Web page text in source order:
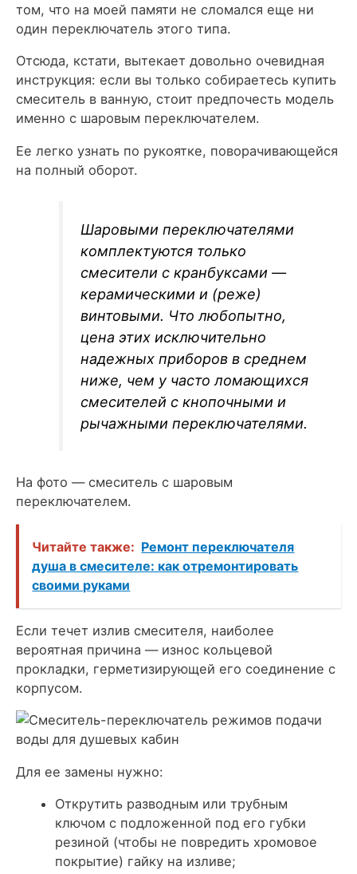
том, что на моей памяти не сломался еще ни
один переключатель этого типа.
Отсюда, кстати, вытекает довольно очевидная
инструкция: если вы только собираетесь купить
смеситель в ванную, стоит предпочесть модель
именно с шаровым переключателем.
Ее легко узнать по рукоятке, поворачивающейся
на полный оборот.
Шаровыми переключателями
комплектуются только
смесители с кранбуксами —
керамическими и (реже)
винтовыми. Что любопытно,
цена этих исключительно
надежных приборов в среднем
ниже, чем у часто ломающихся
смесителей с кнопочными и
рычажными переключателями.
На фото — смеситель с шаровым
переключателем.
Читайте также: Ремонт переключателя
душа в смесителе: как отремонтировать
своими руками
Если течет излив смесителя, наиболее
вероятная причина — износ кольцевой
прокладки, герметизирующей его соединение с
корпусом.
Для ее замены нужно:
Открутить разводным или трубным
ключом с подложенной под его губки
резиной (чтобы не повредить хромовое
покрытие) гайку на изливе;